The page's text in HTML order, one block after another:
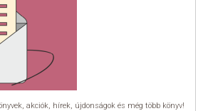
akciók, hírek, újdonságok és még több könyv!